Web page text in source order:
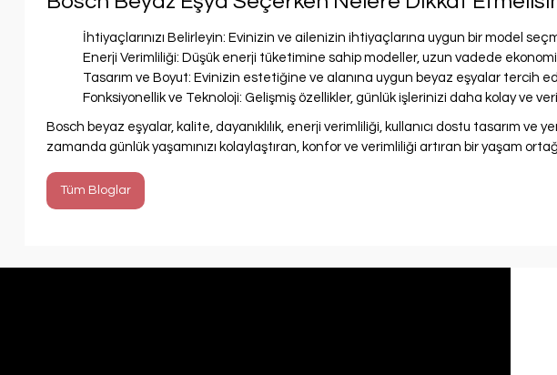
İhtiyaçlarınızı Belirleyin: Evinizin ve ailenizin ihtiyaçlarına uygun bir model
Enerji Verimliliği: Düşük enerji tüketimine sahip modeller, uzun vadede
Tasarım ve Boyut: Evinizin estetiğine ve alanına uygun beyaz eşyalar tercih
Fonksiyonellik ve Teknoloji: Gelişmiş özellikler, günlük işlerinizi daha kolay ve
Bosch beyaz eşyalar, kalite, dayanıklılık, enerji verimliliği, kullanıcı dostu tasarım
zamanda günlük yaşamınızı kolaylaştıran, konfor ve verimliliği artıran bir yaşam
Tüm Bloglar